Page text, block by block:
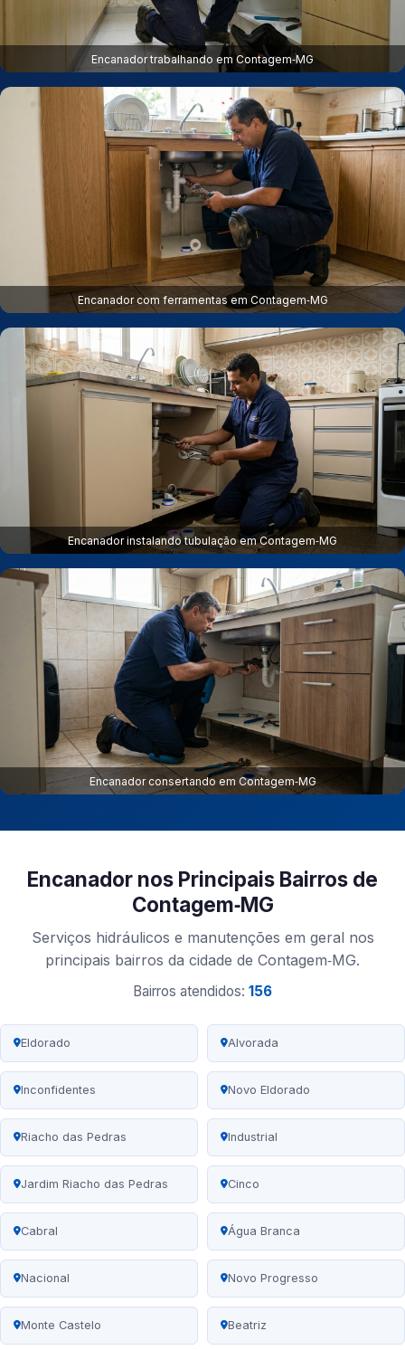
Encanador trabalhando em Contagem‑MG
Encanador com ferramentas em Contagem‑MG
Encanador instalando tubulação em Contagem‑MG
Encanador consertando em Contagem‑MG
Encanador nos Principais Bairros de
Contagem‑MG
Serviços hidráulicos e manutenções em geral nos
principais bairros da cidade de Contagem‑MG.
Bairros atendidos: 156
Eldorado Alvorada
Inconfidentes Novo Eldorado
Riacho das Pedras Industrial
Jardim Riacho das Pedras Cinco
Cabral Água Branca
Nacional Novo Progresso
Monte Castelo Beatriz